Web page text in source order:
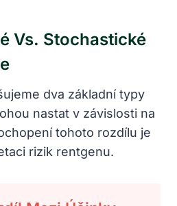
Vs. Stochastické
dva základní typy
nastat v závislosti na
tohoto rozdílu je
rizik rentgenu.